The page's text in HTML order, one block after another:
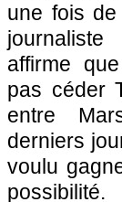
une fois
affirme
pas céder
entre
derniers
voulu
possibilité.